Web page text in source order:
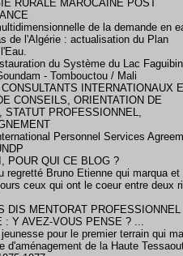
RURALE MAROCAINE POST
de la demande en
de l'Algérie : actualisation du Plan
du Système du Lac
- Tombouctou / Mali
INTERNATIONAUX
CONSEILS, ORIENTATION DE
STATUT PROFESSIONNEL,
Personnel Services
POUR QUI CE BLOG ?
regretté Bruno Etienne qui marqua et
ceux qui ont le coeur entre deux
DIS MENTORAT PROFESSIONNEL
: Y AVEZ-VOUS PENSE ? ...
pour le premier terrain qui
d'aménagement de la Haute